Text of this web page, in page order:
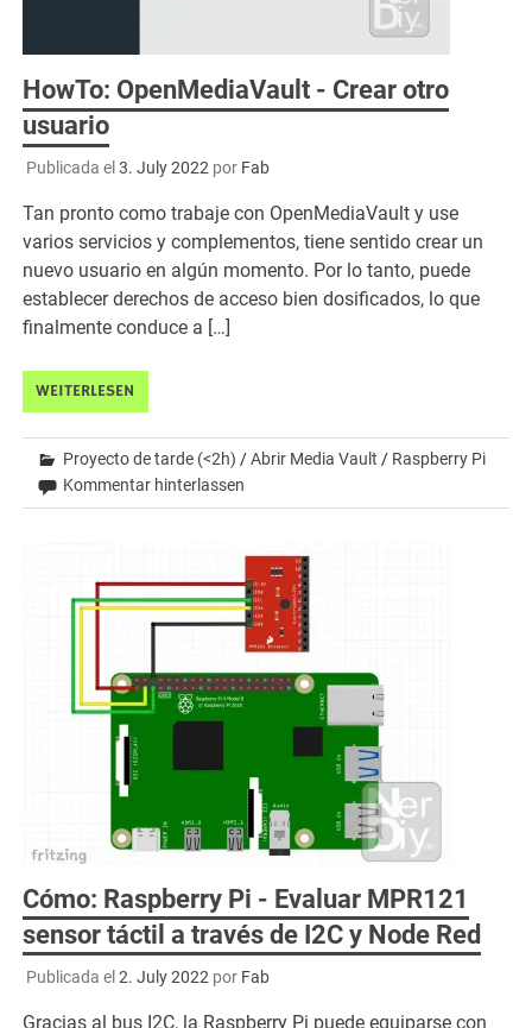
HowTo: OpenMediaVault - Crear otro
usuario
Publicada el 3. July 2022por Fab
Tan pronto como trabaje con OpenMediaVault y use
varios servicios y complementos, tiene sentido crear un
nuevo usuario en algún momento. Por lo tanto, puede
establecer derechos de acceso bien dosificados, lo que
finalmente conduce a […]
WEITERLESEN
Proyecto de tarde (<2h) /Abrir Media Vault / Raspberry Pi
Kommentar hinterlassen
Cómo: Raspberry Pi - Evaluar MPR121
sensor táctil a través de I2C y Node Red
Publicada el 2. July 2022 por Fab
Gracias al bus I2C, la Raspberry Pi puede equiparse con